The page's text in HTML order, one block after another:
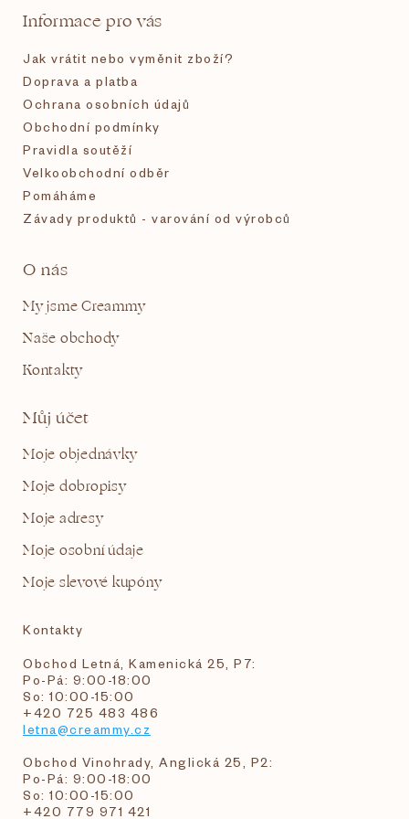
Informace pro vás
Jak vrátit nebo vyměnit zboží?
Doprava a platba
Ochrana osobních údajů
Obchodní podmínky
Pravidla soutěží
Velkoobchodní odběr
Pomáháme
Závady produktů - varování od výrobců
O nás
My jsme Creammy
Naše obchody
Kontakty
Můj účet
Moje objednávky
Moje dobropisy
Moje adresy
Moje osobní údaje
Moje slevové kupóny
Kontakty
Obchod Letná, Kamenická 25, P7:
Po-Pá: 9:00-18:00
So: 10:00-15:00
+420 725 483 486
letna@creammy.cz
Obchod Vinohrady, Anglická 25, P2:
Po-Pá: 9:00-18:00
So: 10:00-15:00
+420 779 971 421